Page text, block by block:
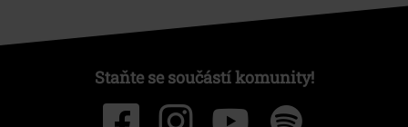
Staňte se součástí komunity!